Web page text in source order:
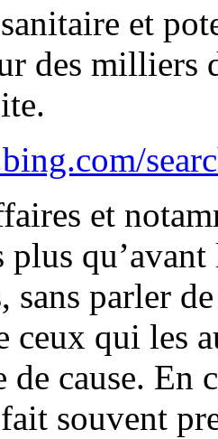
et
des milliers
et
plus
sans parler
ceux qui les
de cause. En
souvent